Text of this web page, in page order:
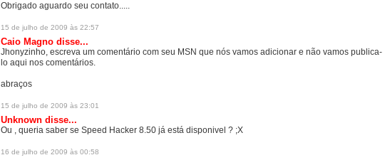
Obrigado aguardo seu contato.....
15 de julho de 2009 às 22:57
Caio Magno disse...
Jhonyzinho, escreva um comentário com seu MSN que nós vamos adicionar e não vamos publica-
lo aqui nos comentários.
abraços
15 de julho de 2009 às 23:01
Unknown disse...
Ou , queria saber se Speed Hacker 8.50 já está disponivel ? ;X
16 de julho de 2009 às 00:58